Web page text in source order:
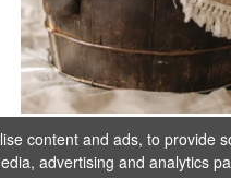
content and ads, to provide
advertising and analytics